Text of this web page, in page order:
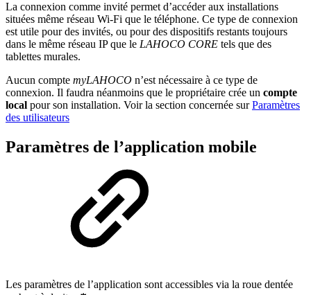
La connexion comme invité permet d’accéder aux installations
situées même réseau Wi-Fi que le téléphone. Ce type de connexion
est utile pour des invités, ou pour des dispositifs restants toujours
dans le même réseau IP que le LAHOCO CORE tels que des
tablettes murales.
Aucun compte myLAHOCO n’est nécessaire à ce type de
connexion. Il faudra néanmoins que le propriétaire crée un compte
local pour son installation. Voir la section concernée surParamètres
des utilisateurs
Paramètres de l’application mobile
Les paramètres de l’application sont accessibles via la roue dentée